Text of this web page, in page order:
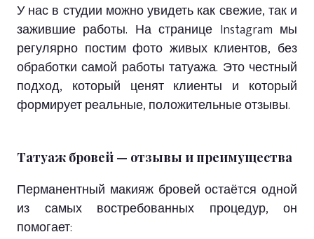
У нас в студии можно увидеть как свежие, так и
зажившие работы. На странице Instagram мы
регулярно постим фото живых клиентов, без
обработки самой работы татуажа. Это честный
подход, который ценят клиенты и который
формирует реальные, положительные отзывы.
Татуаж бровей — отзывы и преимущества
Перманентный макияж бровей остаётся одной
из самых востребованных процедур, он
помогает: